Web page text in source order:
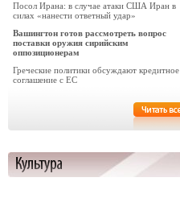
Посол Ирана: в случае атаки США Иран в
силах «нанести ответный удар»
Вашингтон готов рассмотреть вопрос
поставки оружия сирийским
оппозиционерам
Греческие политики обсуждают кредитное
соглашение с ЕС